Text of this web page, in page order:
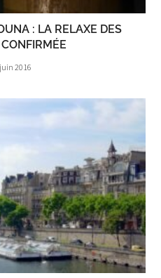
: LA RELAXE DES
2016